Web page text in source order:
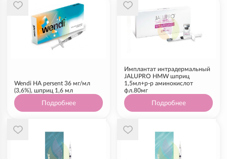
Wendi HA persent 36 мг/мл
(3,6%), шприц 1,6 мл
Подробнее
Имплантат интрадермальный
JALUPRO HMW шприц
1,5мл+р-р аминокислот
фл.80мг
Подробнее